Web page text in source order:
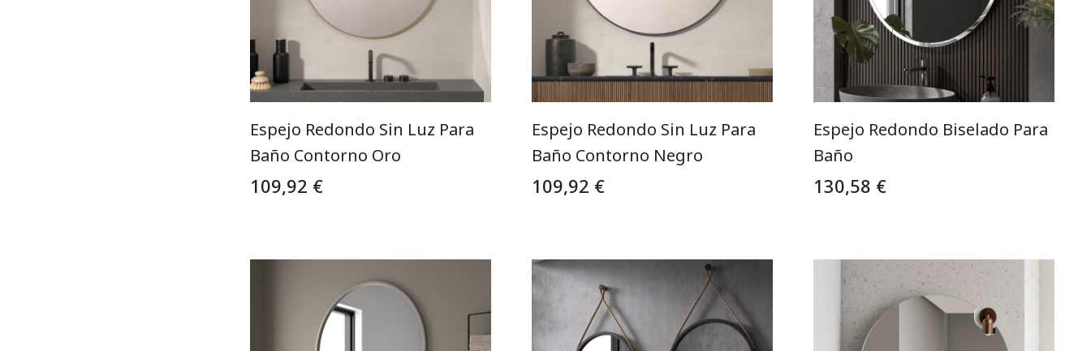
Espejo Redondo Sin Luz Para
Baño Contorno Oro
109,92 €
Espejo Redondo Sin Luz Para
Baño Contorno Negro
109,92 €
Espejo Redondo Biselado Para
Baño
130,58 €